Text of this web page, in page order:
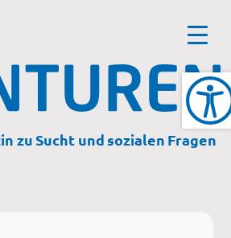
zu Sucht und sozialen Fragen